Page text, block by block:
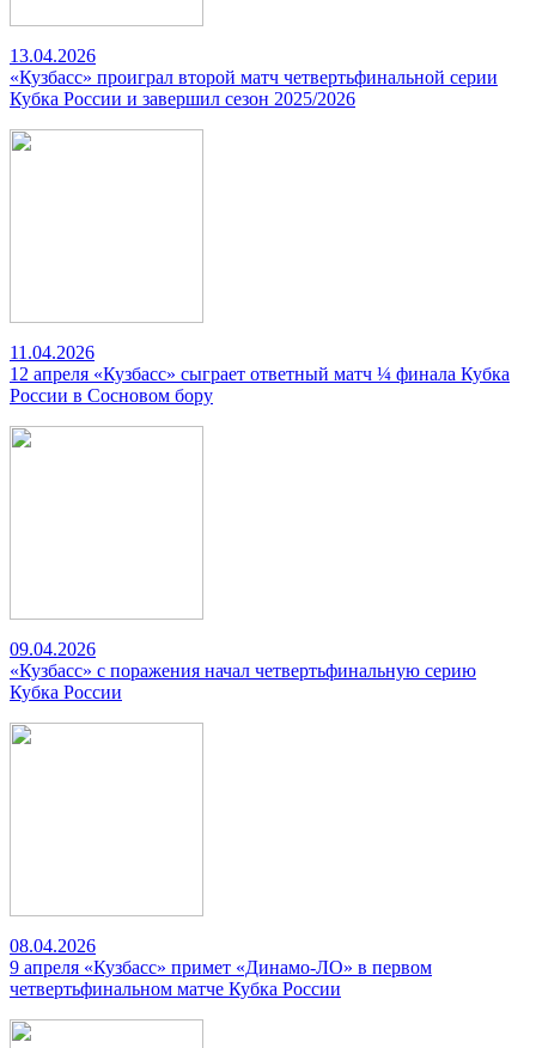
13.04.2026
«Кузбасс» проиграл второй матч четвертьфинальной серии
Кубка России и завершил сезон 2025/2026
11.04.2026
12 апреля «Кузбасс» сыграет ответный матч ¼ финала Кубка
России в Сосновом бору
09.04.2026
«Кузбасс» с поражения начал четвертьфинальную серию
Кубка России
08.04.2026
9 апреля «Кузбасс» примет «Динамо-ЛО» в первом
четвертьфинальном матче Кубка России